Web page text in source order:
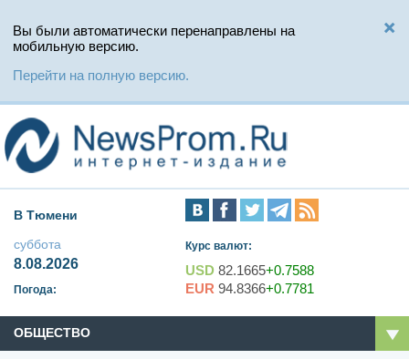
Вы были автоматически перенаправлены на
мобильную версию.
Перейти на полную версию.
В Тюмени
суббота
8.08.2026
Погода:
Курс валют:
USD 82.1665+0.7588
EUR 94.8366+0.7781
ОБЩЕСТВО